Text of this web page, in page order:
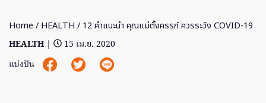
Home / HEALTH / 12 คำแนะนำ คุณแม่ตั้งครรภ์ ควรระวัง COVID-19
HEALTH |
15 เม.ย. 2020
แบ่งปัน